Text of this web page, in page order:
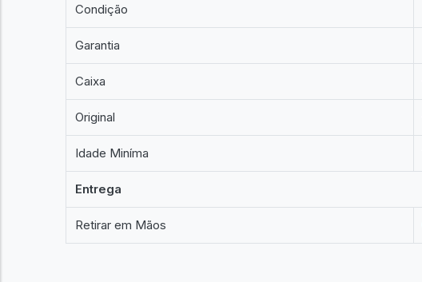
Condição
Garantia
Caixa
Original
Idade Miníma
Entrega
Retirar em Mãos